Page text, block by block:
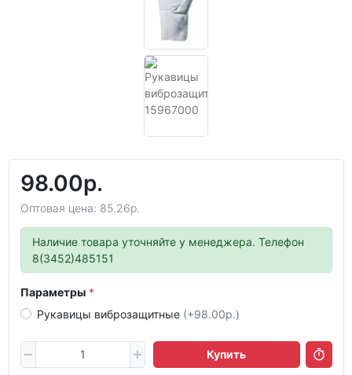
98.00р.
Оптовая цена: 85.26р.
Наличие товара уточняйте у менеджера. Телефон
8(3452)485151
Параметры
Рукавицы виброзащитные (+98.00р.)
Купить